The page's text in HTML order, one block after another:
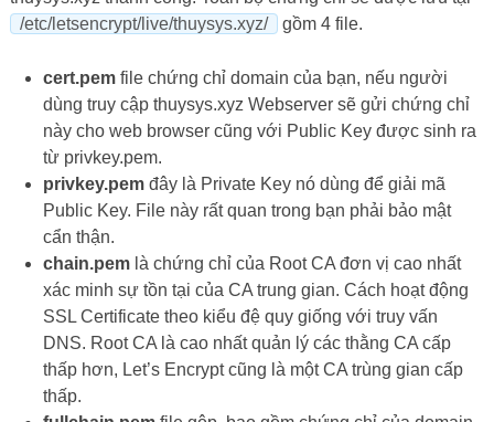
/etc/letsencrypt/live/thuysys.xyz/
gồm 4 file.
cert.pem file chứng chỉ domain của bạn, nếu người
dùng truy cập thuysys.xyz Webserver sẽ gửi chứng chỉ
này cho web browser cũng với Public Key được sinh ra
từ privkey.pem.
privkey.pem đây là Private Key nó dùng để giải mã
Public Key. File này rất quan trong bạn phải bảo mật
cẩn thận.
chain.pem là chứng chỉ của Root CA đơn vị cao nhất
xác minh sự tồn tại của CA trung gian. Cách hoạt động
SSL Certificate theo kiểu đệ quy giống với truy vấn
DNS. Root CA là cao nhất quản lý các thằng CA cấp
thấp hơn, Let’s Encrypt cũng là một CA trùng gian cấp
thấp.